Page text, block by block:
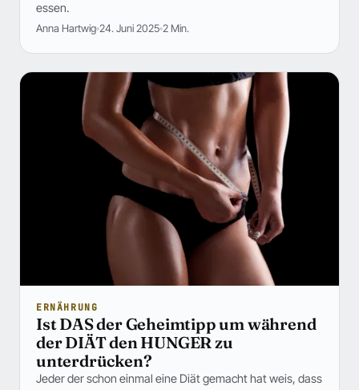
essen.
Anna Hartwig 24. Juni 2025 2 Min.
ERNÄHRUNG
Ist DAS der Geheimtipp um während
der DIÄT den HUNGER zu
unterdrücken?
Jeder der schon einmal eine Diät gemacht hat weis, dass